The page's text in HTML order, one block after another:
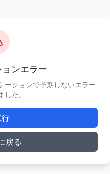
ンエラー
ーションで予期しないエラー
した。
行
戻る